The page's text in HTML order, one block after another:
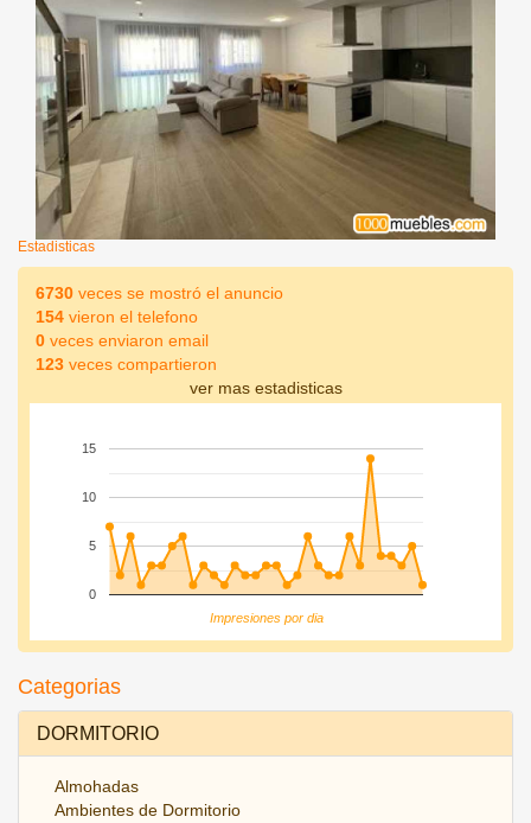
Estadisticas
6730 veces se mostró el anuncio
154 vieron el telefono
0 veces enviaron email
123 veces compartieron
ver mas estadisticas
0
5
10
15
Impresiones por dia
Categorias
DORMITORIO
Almohadas
Ambientes de Dormitorio